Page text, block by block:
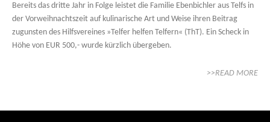
Bereits das dritte Jahr in Folge leistet die Familie Ebenbichler aus Telfs in
der Vorweihnachtszeit auf kulinarische Art und Weise ihren Beitrag
zugunsten des Hilfsvereines »Telfer helfen Telfern« (ThT). Ein Scheck in
Höhe von EUR 500,- wurde kürzlich übergeben.
>>READ MORE